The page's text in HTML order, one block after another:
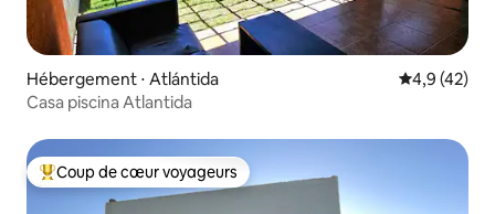
Hébergement ⋅ Atlántida Évaluation
4,9 (42)
Casa piscina Atlantida
Coups de cœur voyageurs les plus appréciés
Coup de cœur voyageurs